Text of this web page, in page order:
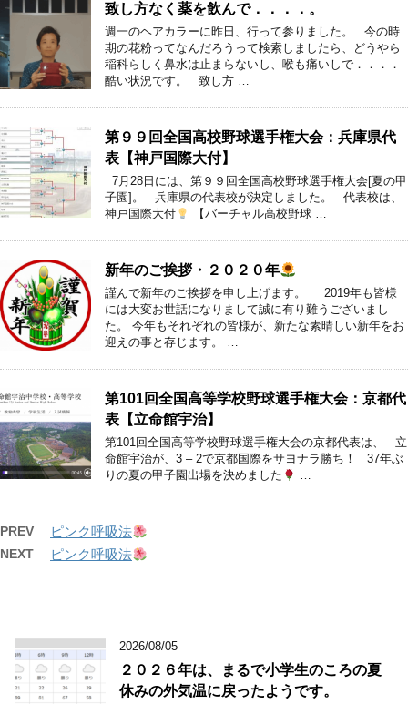
致し方なく薬を飲んで．．．．。
週一のヘアカラーに昨日、行って参りました。 今の時
期の花粉ってなんだろうって検索しましたら、どうやら
稲科らしく鼻水は止まらないし、喉も痛いしで．．．．
酷い状況です。 致し方 …
第９９回全国高校野球選手権大会：兵庫県代
表【神戸国際大付】
7月28日には、第９９回全国高校野球選手権大会[夏の甲
子園]。 兵庫県の代表校が決定しました。 代表校は、
神戸国際大付
【バーチャル高校野球 …
新年のご挨拶・２０２０年
謹んで新年のご挨拶を申し上げます。 2019年も皆様
には大変お世話になりまして誠に有り難うございまし
た。 今年もそれぞれの皆様が、新たな素晴しい新年をお
迎えの事と存じます。 …
第101回全国高等学校野球選手権大会：京都代
表【立命館宇治】
第101回全国高等学校野球選手権大会の京都代表は、 立
命館宇治が、3 – 2で京都国際をサヨナラ勝ち！ 37年ぶ
りの夏の甲子園出場を決めました
…
PREV ピンク呼吸法
NEXT ピンク呼吸法
2026/08/05
２０２６年は、まるで小学生のころの夏
休みの外気温に戻ったようです。